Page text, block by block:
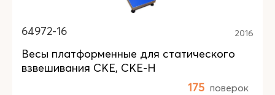
64972-16 2016
Весы платформенные для статического
взвешивания CKE, CKE-H
175 поверок